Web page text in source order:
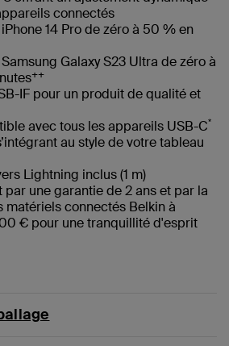
connectés
14 Pro de zéro à 50 % en
Galaxy S23 Ultra de zéro à
++
IF pour un produit de qualité et
avec tous les appareils USB-C*
au style de votre tableau
Lightning inclus (1 m)
par une garantie de 2 ans et par la
matériels connectés Belkin à
€ pour une tranquillité d'esprit